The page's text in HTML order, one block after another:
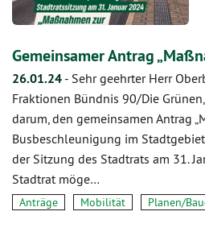
Gemeinsamer Antrag
26.01.24 - Sehr geehrter Herr
Fraktionen Bündnis 90/Die
darum, den gemeinsamen Antrag
Busbeschleunigung im
der Sitzung des Stadtrats am 31.
Stadtrat möge…
Anträge Mobilität Planen/